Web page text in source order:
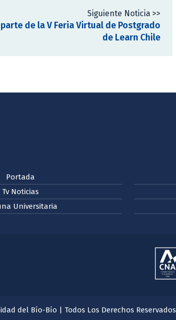
Siguiente Noticia >>
parte de la V Feria Virtual de Postgrado
de Learn Chile
Portada
Tv Noticias
Universitaria
del Bío-Bío | Todos Los Derechos Reservados